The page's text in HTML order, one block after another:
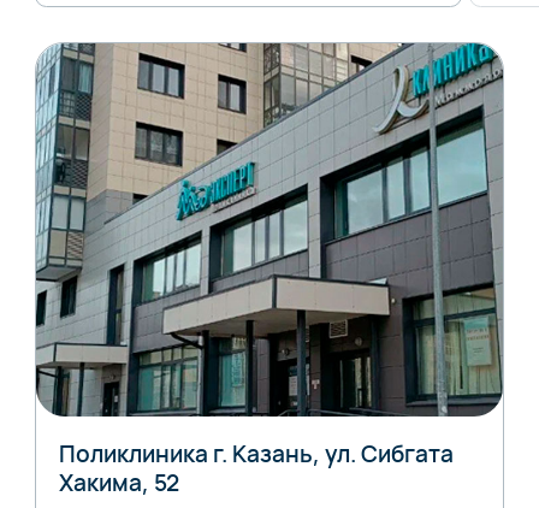
Поликлиника г. Казань, ул. Сибгата
Хакима, 52